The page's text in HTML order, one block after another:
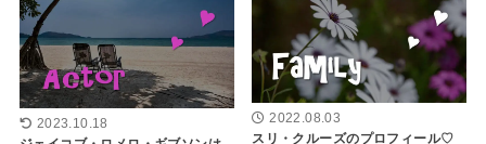
2023.10.18 2022.08.03
スリ・クルーズのプロフィール♡